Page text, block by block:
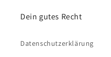
Dein gutes Recht
Datenschutzerklärung